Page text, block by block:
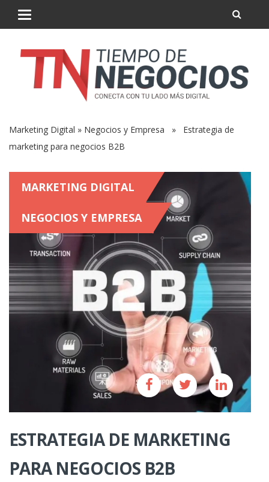
Marketing Digital » Negocios y Empresa » Estrategia de
marketing para negocios B2B
MARKETING DIGITAL
NEGOCIOS Y EMPRESA
ESTRATEGIA DE MARKETING
PARA NEGOCIOS B2B